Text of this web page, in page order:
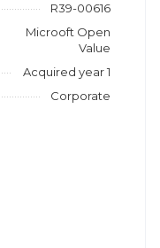
R39-00616
Microoft Open
Value
Acquired year 1
Corporate